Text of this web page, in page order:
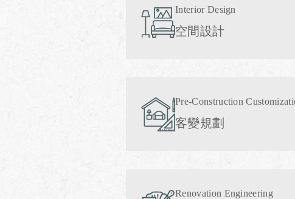
Interior Design
空間設計
Pre-Construction
客變規劃
Renovation Engineering